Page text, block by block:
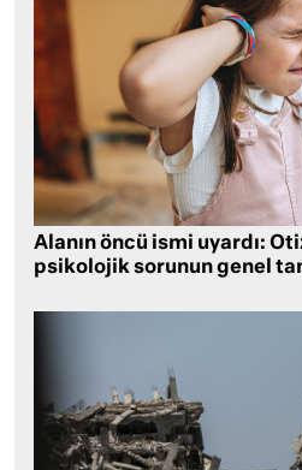
Alanın öncü ismi uyardı:
psikolojik sorunun genel